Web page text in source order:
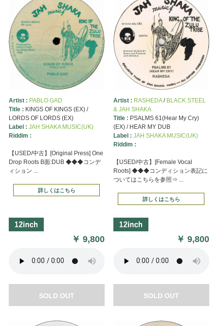
Artist : PABLO GAD
Title : KINGS OF KINGS (EX) /
LORDS OF LORDS (EX)
Label : JAH SHAKA MUSIC(UK)
Riddim :
【USED/中古】[Original Press] One
Drop Roots B面:DUB ◆◆◆コンデ
ィション ...
詳しくはこちら
￥9,800
SOLD OUT
Artist : RASHEDA/ BLACK STEEL
& JAH SHAKA
Title : PSALMS 61(Hear My Cry)
(EX) / HEAR MY DUB
Label : JAH SHAKA MUSIC(UK)
Riddim :
【USED/中古】[Female Vocal
Roots] ◆◆◆コンディション表記に
ついてはこちらを参照⇒ ...
詳しくはこちら
￥9,800
SOLD OUT